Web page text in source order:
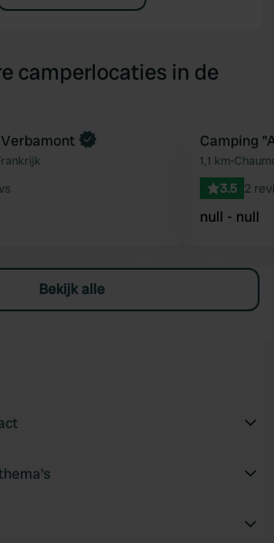
camperlocaties in de
Favoriet
Camping
1,1 km•
3.5 2
null - null
Bekijk alle